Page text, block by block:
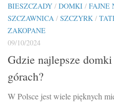
BIESZCZADY / DOMKI / FAJNE
SZCZAWNICA / SZCZYRK /
ZAKOPANE
09/10/2024
Gdzie najlepsze
górach?
W Polsce jest wiele pięknych